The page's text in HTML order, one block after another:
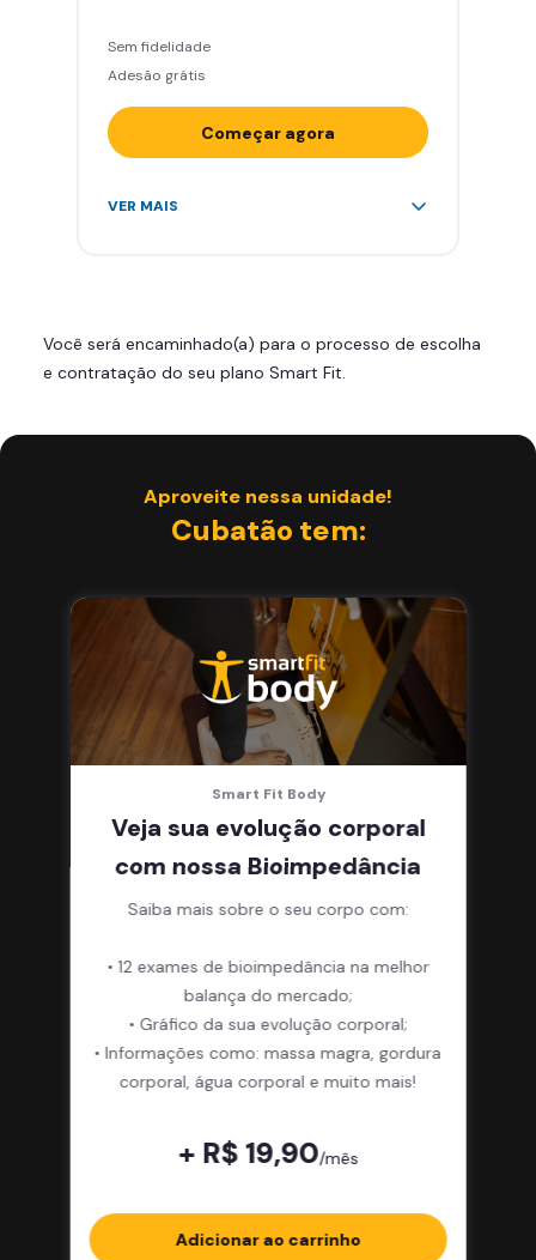
Sem fidelidade
Adesão grátis
Começar agora
Acesso ilimitado a +2.000
Área de musculação e aeróbicos
Smart Fit App
VER MAIS
Você será encaminhado(a) para o processo de escolha
e contratação do seu plano Smart Fit.
Aproveite nessa unidade!
Cubatão tem:
Smart Fit Body
Veja sua evolução corporal
com nossa Bioimpedância
Saiba mais sobre o seu corpo com:
• 12 exames de bioimpedância na melhor
balança do mercado;
• Gráfico da sua evolução corporal;
• Informações como: massa magra, gordura
corporal, água corporal e muito mais!
+ R$ 19,90/mês
Adicionar ao carrinho